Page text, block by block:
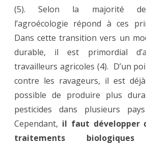
(5). Selon la majorité
l’agroécologie répond à ces
Dans cette transition vers un
durable, il est primordial
travailleurs agricoles (4). D’un
contre les ravageurs, il est
possible de produire plus
pesticides dans plusieurs
Cependant, il faut développer
traitements